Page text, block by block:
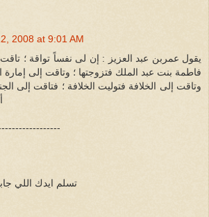
2008 at 9:01 AM
يقول عمربن عبد العزيز : إن لى نفساً تواقة ؛
فاطمة بنت عبد الملك فتزوجتها ؛ وتاقت إلى إمارة
وتاقت إلى الخلافة فتوليت الخلافة ؛ فتاقت إلى
تسلم ايدك اللي